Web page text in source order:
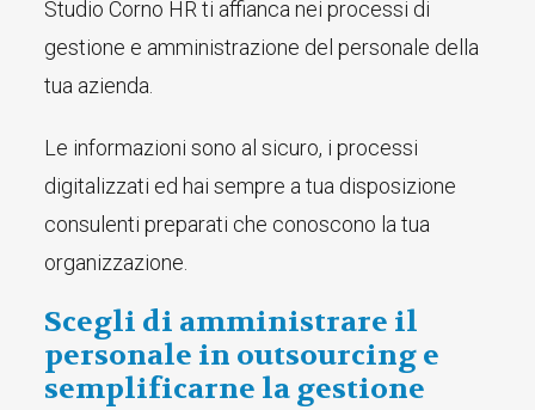
Studio Corno HR ti affianca nei processi di
gestione e amministrazione del personale della
tua azienda.
Le informazioni sono al sicuro, i processi
digitalizzati ed hai sempre a tua disposizione
consulenti preparati che conoscono la tua
organizzazione.
Scegli di amministrare il
personale in outsourcing e
semplificarne la gestione